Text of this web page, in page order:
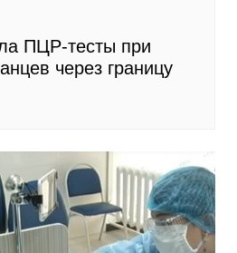
ПЦР-тесты при
через границу